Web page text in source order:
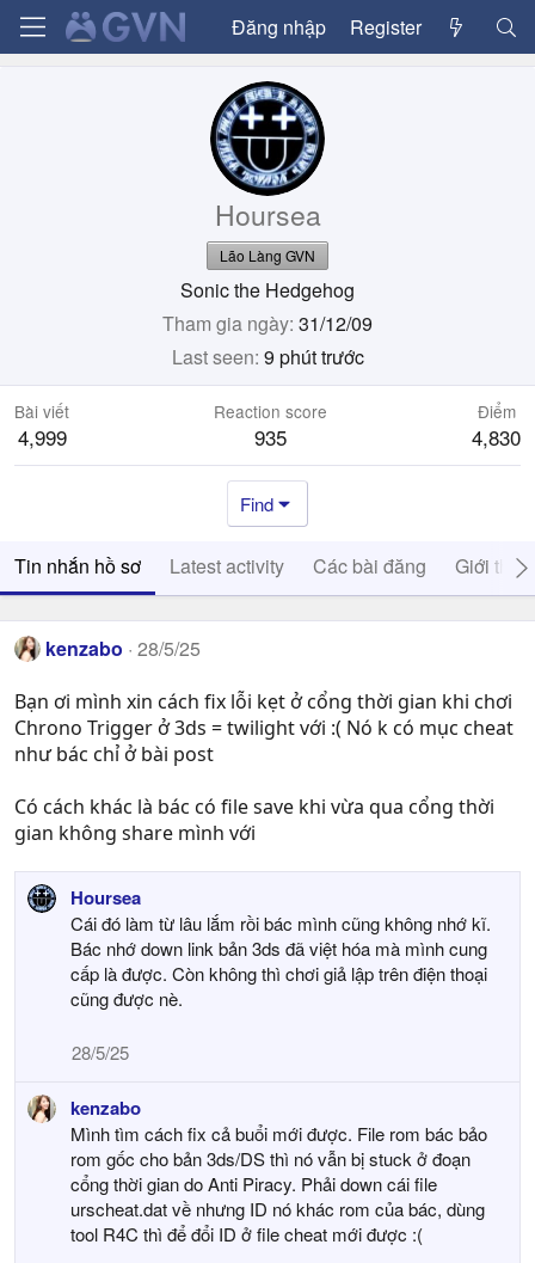
Đăng nhập Register
Hoursea
Lão Làng GVN
Sonic the Hedgehog
Tham gia ngày 31/12/09
Last seen 9 phút trước
Bài viết
4,999
Reaction score
935
Điểm
4,830
Find
Tin nhắn hồ sơ Latest activity Các bài đăng Giới thiệu
kenzabo 28/5/25
Bạn ơi mình xin cách fix lỗi kẹt ở cổng thời gian khi chơi
Chrono Trigger ở 3ds = twilight với :( Nó k có mục cheat
như bác chỉ ở bài post
Có cách khác là bác có file save khi vừa qua cổng thời
gian không share mình với
Hoursea
Cái đó làm từ lâu lắm rồi bác mình cũng không nhớ kĩ.
Bác nhớ down link bản 3ds đã việt hóa mà mình cung
cấp là được. Còn không thì chơi giả lập trên điện thoại
cũng được nè.
28/5/25
kenzabo
Mình tìm cách fix cả buổi mới được. File rom bác bảo
rom gốc cho bản 3ds/DS thì nó vẫn bị stuck ở đoạn
cổng thời gian do Anti Piracy. Phải down cái file
urscheat.dat về nhưng ID nó khác rom của bác, dùng
tool R4C thì để đổi ID ở file cheat mới được :(